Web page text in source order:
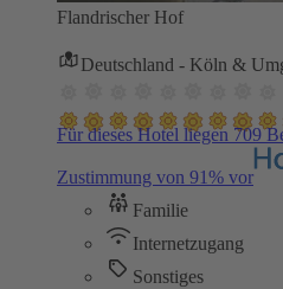
Flandrischer Hof
Deutschland - Köln &
Für dieses Hotel liegen 709
Zustimmung von 91% vor
Familie
Internetzugang
Sonstiges